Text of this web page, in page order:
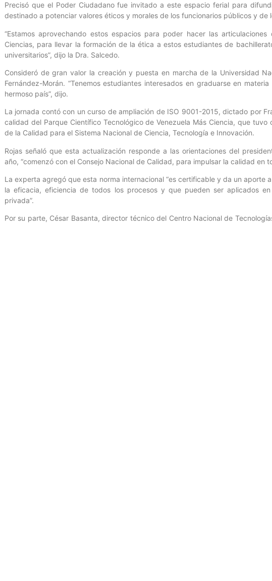
Precisó que el Poder Ciudadano fue invitado a este espacio ferial para
destinado a potenciar valores éticos y morales de los funcionarios públicos y de
“Estamos aprovechando estos espacios para poder hacer las
Ciencias, para llevar la formación de la ética a estos estudiantes de
universitarios”, dijo la Dra. Salcedo.
Consideró de gran valor la creación y puesta en marcha de la Universidad
Fernández-Morán. “Tenemos estudiantes interesados en graduarse en
hermoso país”, dijo.
La jornada contó con un curso de ampliación de ISO 9001-2015, dictado por
calidad del Parque Científico Tecnológico de Venezuela Más Ciencia, que tuvo
de la Calidad para el Sistema Nacional de Ciencia, Tecnología e Innovación.
Rojas señaló que esta actualización responde a las orientaciones del
año, “comenzó con el Consejo Nacional de Calidad, para impulsar la calidad en
La experta agregó que esta norma internacional “es certificable y da un aporte
la eficacia, eficiencia de todos los procesos y que pueden ser aplicados
privada”.
Por su parte, César Basanta, director técnico del Centro Nacional de